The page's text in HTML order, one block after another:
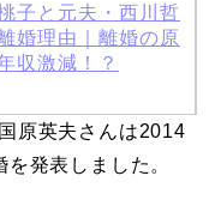
子と元夫・西川哲
婚理由｜離婚の原
収激減！？
哉と嫁・工藤静香
原英夫さんは2014
発表しました。